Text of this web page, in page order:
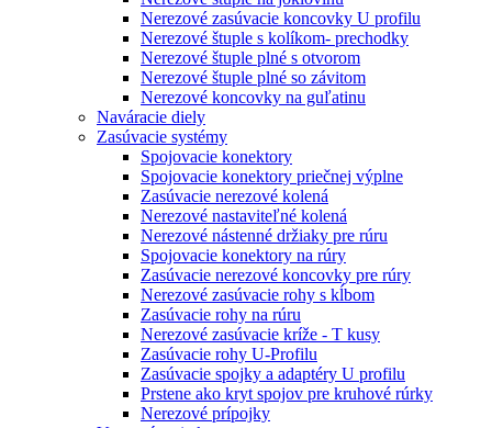
Nerezové zasúvacie koncovky U profilu
Nerezové štuple s kolíkom- prechodky
Nerezové štuple plné s otvorom
Nerezové štuple plné so závitom
Nerezové koncovky na guľatinu
Naváracie diely
Zasúvacie systémy
Spojovacie konektory
Spojovacie konektory priečnej výplne
Zasúvacie nerezové kolená
Nerezové nastaviteľné kolená
Nerezové nástenné držiaky pre rúru
Spojovacie konektory na rúry
Zasúvacie nerezové koncovky pre rúry
Nerezové zasúvacie rohy s kĺbom
Zasúvacie rohy na rúru
Nerezové zasúvacie kríže - T kusy
Zasúvacie rohy U-Profilu
Zasúvacie spojky a adaptéry U profilu
Prstene ako kryt spojov pre kruhové rúrky
Nerezové prípojky